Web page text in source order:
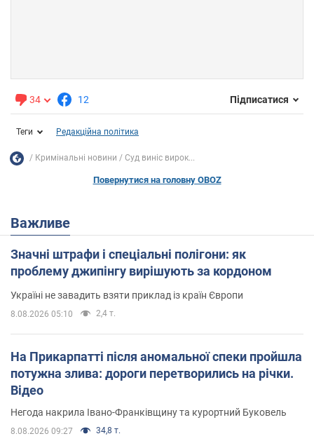
34 12 Підписатися
Теги Редакційна політика
Кримінальні новини Суд виніс вирок...
Повернутися на головну OBOZ
Важливе
Значні штрафи і спеціальні полігони: як
проблему джипінгу вирішують за кордоном
Україні не завадить взяти приклад із країн Європи
8.08.2026 05:10 2,4 т.
На Прикарпатті після аномальної спеки пройшла
потужна злива: дороги перетворились на річки.
Відео
Негода накрила Івано-Франківщину та курортний Буковель
8.08.2026 09:27 34,8 т.